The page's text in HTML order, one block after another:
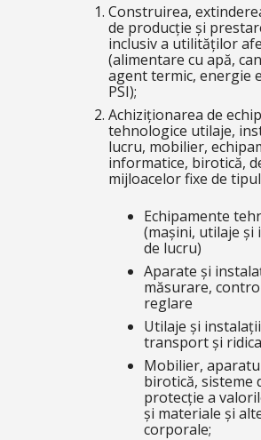
Construirea,
de producție și
inclusiv a utilităților
(alimentare cu apă,
agent termic, energie
PSI);
Achiziționarea de
tehnologice utilaje,
lucru, mobilier,
informatice, birotică,
mijloacelor fixe de tipul
Echipamente
(mașini, utilaje și
de lucru)
Aparate și
măsurare,
reglare
Utilaje și
transport și
Mobilier,
birotică, sisteme
protecție a
și materiale și
corporale;